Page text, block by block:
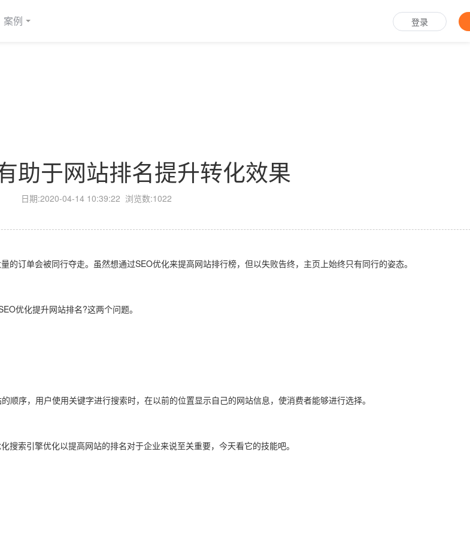
案例 登录
助于网站排名提升转化效果
日期:2020-04-14 10:39:22 浏览数:1022
单会被同行夺走。虽然想通过SEO优化来提高网站排行榜，但以失败告终，主页上始终只有同行的姿态。
优化提升网站排名?这两个问题。
序，用户使用关键字进行搜索时，在以前的位置显示自己的网站信息，使消费者能够进行选择。
索引擎优化以提高网站的排名对于企业来说至关重要，今天看它的技能吧。